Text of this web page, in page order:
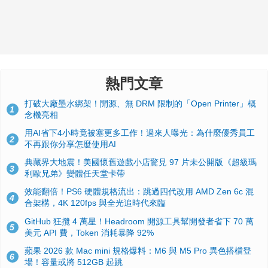
熱門文章
1
打破大廠墨水綁架！開源、無 DRM 限制的「Open Printer」概
念機亮相
2
用AI省下4小時竟被塞更多工作！過來人曝光：為什麼優秀員工
不再跟你分享怎麼使用AI
3
典藏界大地震！美國懷舊遊戲小店驚見 97 片未公開版《超級瑪
利歐兄弟》變體任天堂卡帶
4
效能翻倍！PS6 硬體規格流出：跳過四代改用 AMD Zen 6c 混
合架構，4K 120fps 與全光追時代來臨
5
GitHub 狂攬 4 萬星！Headroom 開源工具幫開發者省下 70 萬
美元 API 費，Token 消耗暴降 92%
6
蘋果 2026 款 Mac mini 規格爆料：M6 與 M5 Pro 異色搭檔登
場！容量或將 512GB 起跳